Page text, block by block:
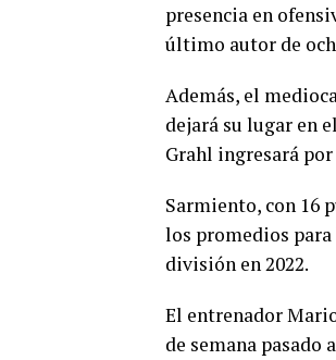
presencia en
último autor de
Además, el
dejará su lugar en
Grahl ingresará
Sarmiento, con 16
los promedios
división en 2022.
El entrenador
de semana pasado